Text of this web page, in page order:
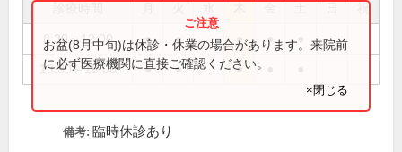
祝
8:30～12:00 ● ● ● ●
13:30～18:00 ● ● ●
お盆(8月中旬)は休診・休業の場合があります。来院前
に必ず医療機関に直接ご確認ください。
×閉じる
備考: 臨時休診あり